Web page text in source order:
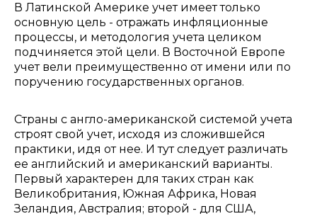
В Латинской Америке учет имеет только
основную цель - отражать инфляционные
процессы, и методология учета целиком
подчиняется этой цели. В Восточной Европе
учет вели преимущественно от имени или по
поручению государственных органов.
Страны с англо-американской системой учета
строят свой учет, исходя из сложившейся
практики, идя от нее. И тут следует различать
ее английский и американский варианты.
Первый характерен для таких стран как
Великобритания, Южная Африка, Новая
Зеландия, Австралия; второй - для США,